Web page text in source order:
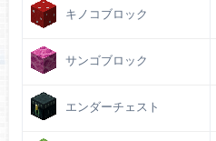
キノコブロック
サンゴブロック
エンダーチェスト